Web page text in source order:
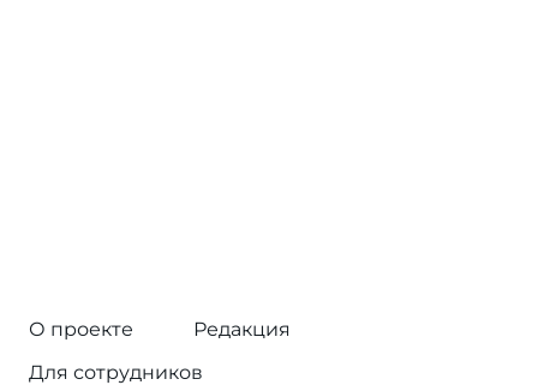
О проекте
Редакция
Для сотрудников